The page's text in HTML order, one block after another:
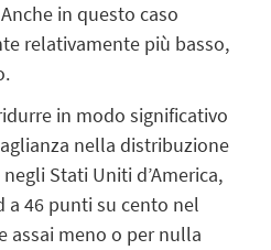
in questo caso
relativamente più basso,
in modo significativo
nella distribuzione
Stati Uniti d’America,
a 46 punti su cento nel
assai meno o per nulla